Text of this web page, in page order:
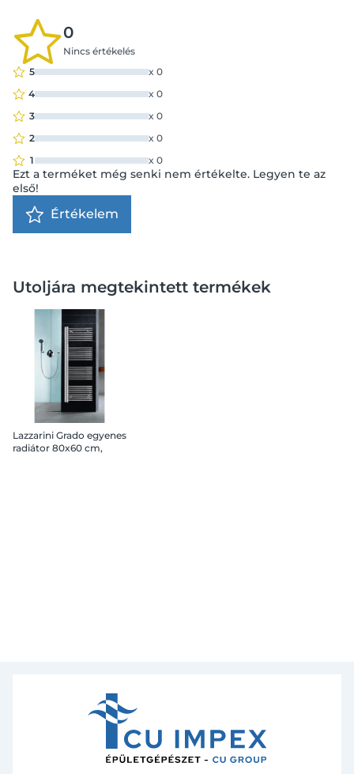
0
Nincs értékelés
5
x 0
4
x 0
3
x 0
2
x 0
1
x 0
Ezt a terméket még senki nem értékelte. Legyen te az
első!
Értékelem
Utoljára megtekintett termékek
Lazzarini Grado egyenes
radiátor 80x60 cm,